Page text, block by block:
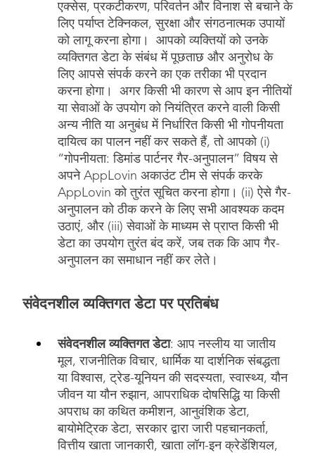
एक्सेस, प्रकटीकरण, परिवर्तन और विनाश से बचाने के
लिए पर्याप्त टेक्निकल, सुरक्षा और संगठनात्मक उपायों
को लागू करना होगा। आपको व्यक्तियों को उनके
व्यक्तिगत डेटा के संबंध में पूछताछ और अनुरोध के
लिए आपसे संपर्क करने का एक तरीका भी प्रदान
करना होगा। अगर किसी भी कारण से आप इन नीतियों
या सेवाओं के उपयोग को नियंत्रित करने वाली किसी
अन्य नीति या अनुबंध में निर्धारित किसी भी गोपनीयता
दायित्व का पालन नहीं कर सकते हैं, तो आपको (i)
“गोपनीयता: डिमांड पार्टनर गैर-अनुपालन” विषय से
अपने AppLovin अकाउंट टीम से संपर्क करके
AppLovin को तुरंत सूचित करना होगा। (ii) ऐसे गैर-
अनुपालन को ठीक करने के लिए सभी आवश्यक कदम
उठाएं, और (iii) सेवाओं के माध्यम से प्राप्त किसी भी
डेटा का उपयोग तुरंत बंद करें, जब तक कि आप गैर-
अनुपालन का समाधान नहीं कर लेते।
संवेदनशील व्यक्तिगत डेटा पर प्रतिबंध
संवेदनशील व्यक्तिगत डेटा: आप नस्लीय या जातीय
मूल, राजनीतिक विचार, धार्मिक या दार्शनिक संबद्धता
या विश्वास, ट्रेड-यूनियन की सदस्यता, स्वास्थ्य, यौन
जीवन या यौन रुझान, आपराधिक दोषसिद्धि या किसी
अपराध का कथित कमीशन, आनुवंशिक डेटा,
बायोमेट्रिक डेटा, सरकार द्वारा जारी पहचानकर्ता,
वित्तीय खाता जानकारी, खाता लॉग-इन क्रेडेंशियल,